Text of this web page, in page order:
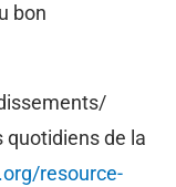
bon
quotidiens de la
resource-